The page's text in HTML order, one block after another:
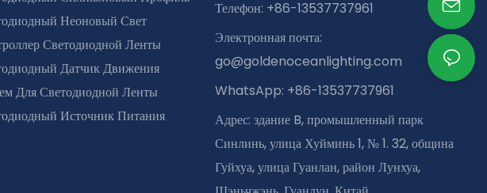
Неоновый Свет
Светодиодной Ленты
Датчик Движения
Для Светодиодной Ленты
Источник Питания
Телефон: +86-13537737961
Электронная почта:
go@goldenoceanlighting.com
WhatsApp: +86-13537737961
Адрес: здание B, промышленный парк
Синлинь, улица Хуйминь 1, № 1. 32, община
Гуйхуа, улица Гуанлан, район Лунхуа,